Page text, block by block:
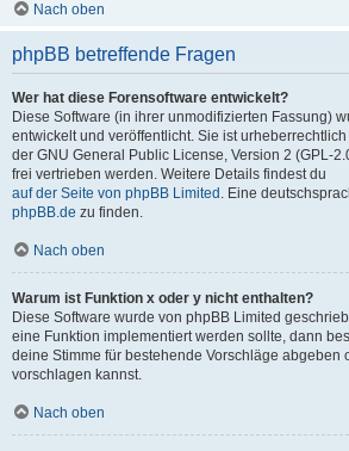
Nach oben
phpBB betreffende Fragen
Wer hat diese Forensoftware entwickelt?
Diese Software (in ihrer unmodifizierten Fassung)
entwickelt und veröffentlicht. Sie ist
der GNU General Public License, Version 2 (GPL-
frei vertrieben werden. Weitere Details findest du
auf der Seite von phpBB Limited . Eine
phpBB.de zu finden.
Nach oben
Warum ist Funktion x oder y nicht enthalten?
Diese Software wurde von phpBB Limited
eine Funktion implementiert werden sollte, dann
deine Stimme für bestehende Vorschläge abgeben
vorschlagen kannst.
Nach oben